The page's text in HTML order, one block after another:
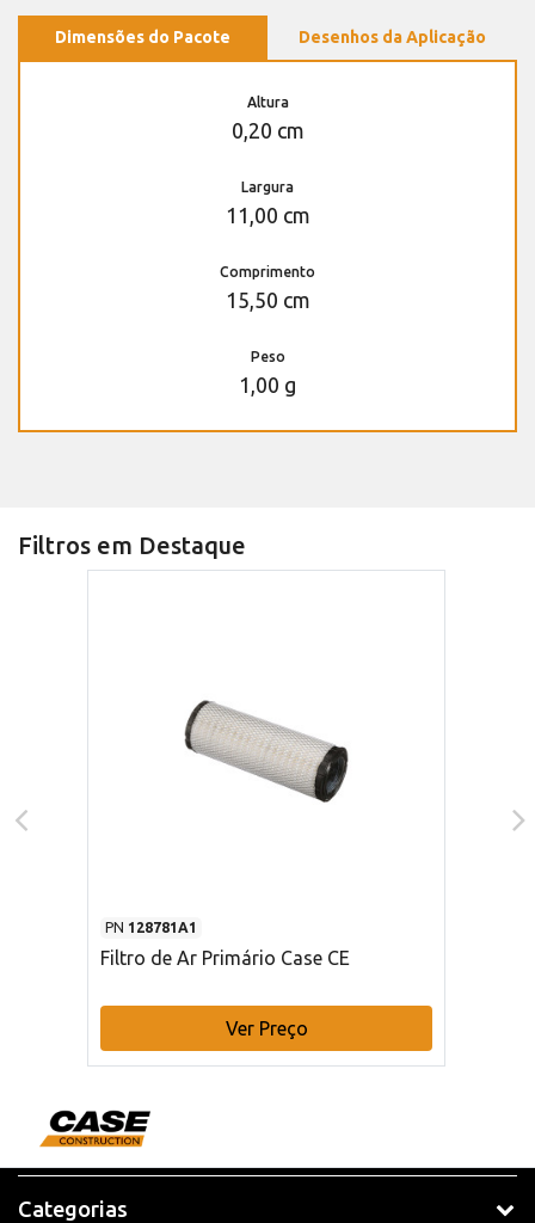
Dimensões do Pacote Desenhos da Aplicação
Altura
0,20 cm
Largura
11,00 cm
Comprimento
15,50 cm
Peso
1,00 g
Filtros em Destaque
PN 128781A1
Filtro de Ar Primário Case CE
Ver Preço
Categorias